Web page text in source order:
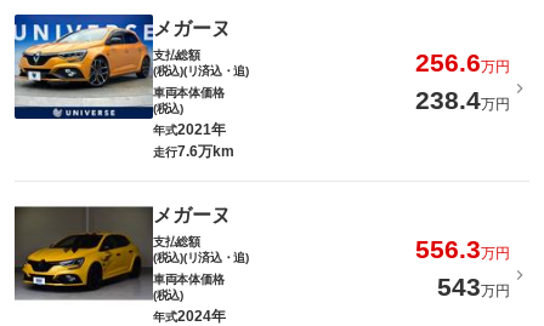
メガーヌ
支払総額
(税込)(リ済込・追)
256.6万円
車両本体価格
(税込)
238.4万円
年式2021年
走行7.6万km
メガーヌ
支払総額
(税込)(リ済込・追)
556.3万円
車両本体価格
(税込)
543万円
年式2024年